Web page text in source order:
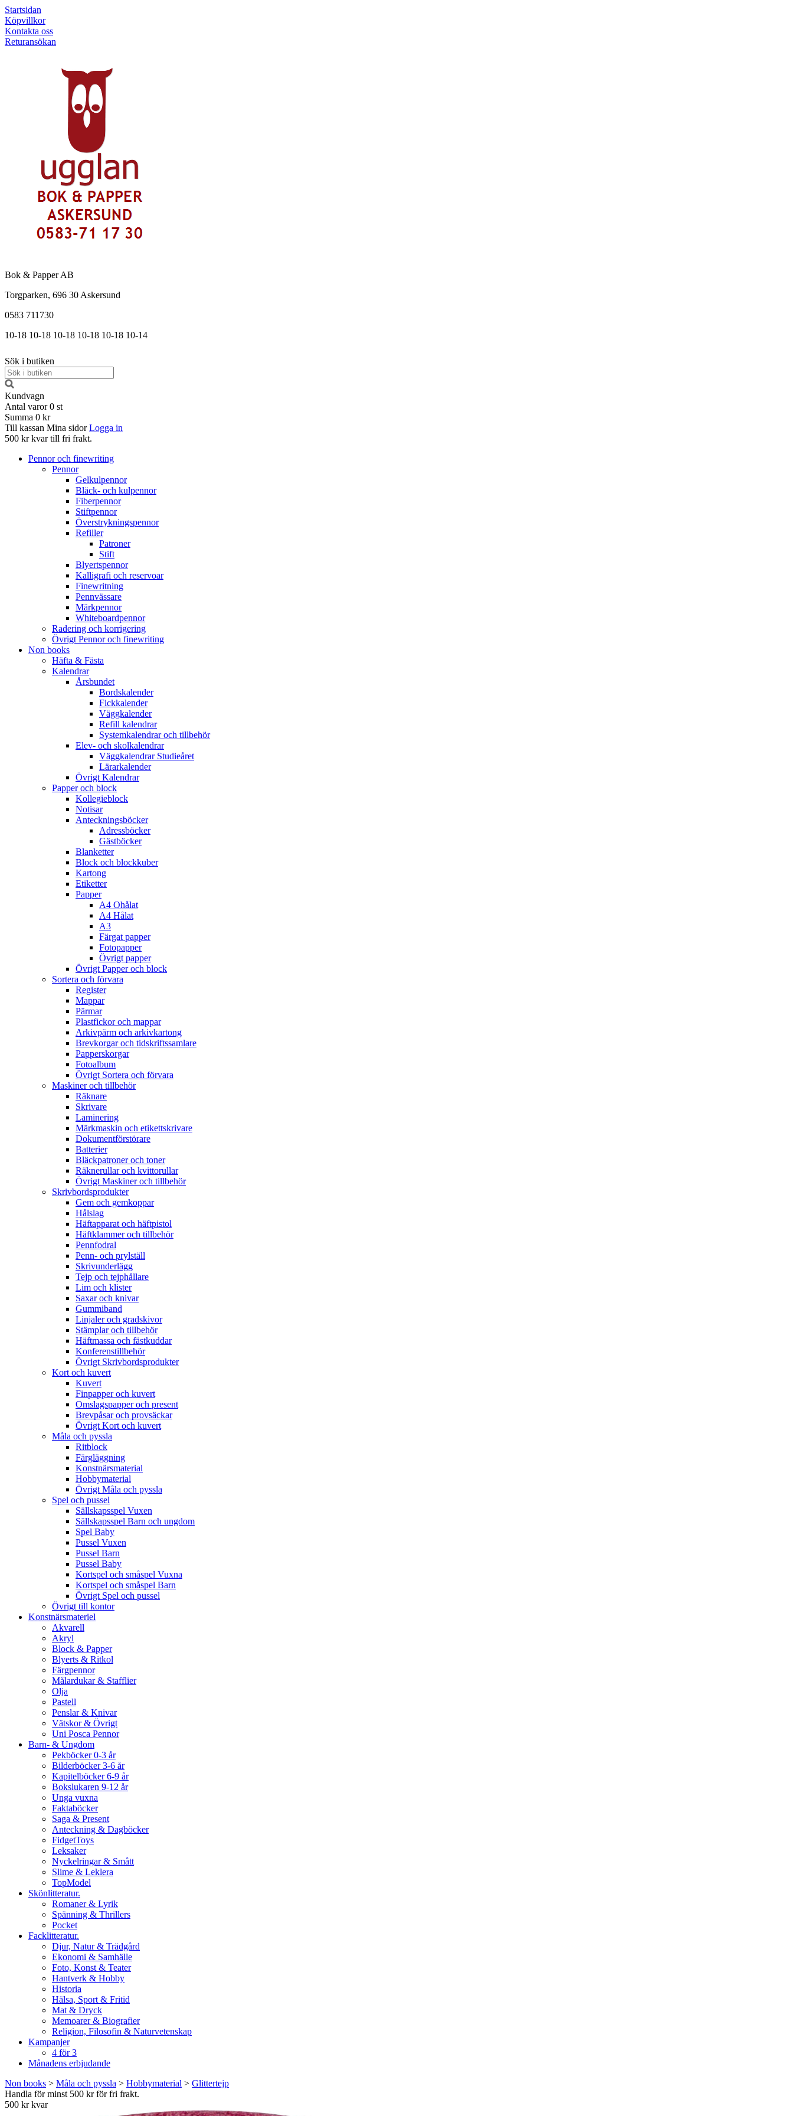
Startsidan
Köpvillkor
Kontakta oss
Returansökan
Bok & Papper AB
Torgparken, 696 30 Askersund
0583 711730
10-18 10-18 10-18 10-18 10-18 10-14
Sök i butiken
Kundvagn
Antal varor 0 st
Summa 0 kr
Till kassan Mina sidor Logga in
500 kr kvar till fri frakt.
Pennor och finewriting
Pennor
Gelkulpennor
Bläck- och kulpennor
Fiberpennor
Stiftpennor
Överstrykningspennor
Refiller
Patroner
Stift
Blyertspennor
Kalligrafi och reservoar
Finewritning
Pennvässare
Märkpennor
Whiteboardpennor
Radering och korrigering
Övrigt Pennor och finewriting
Non books
Häfta & Fästa
Kalendrar
Årsbundet
Bordskalender
Fickkalender
Väggkalender
Refill kalendrar
Systemkalendrar och tillbehör
Elev- och skolkalendrar
Väggkalendrar Studieåret
Lärarkalender
Övrigt Kalendrar
Papper och block
Kollegieblock
Notisar
Anteckningsböcker
Adressböcker
Gästböcker
Blanketter
Block och blockkuber
Kartong
Etiketter
Papper
A4 Ohålat
A4 Hålat
A3
Färgat papper
Fotopapper
Övrigt papper
Övrigt Papper och block
Sortera och förvara
Register
Mappar
Pärmar
Plastfickor och mappar
Arkivpärm och arkivkartong
Brevkorgar och tidskriftssamlare
Papperskorgar
Fotoalbum
Övrigt Sortera och förvara
Maskiner och tillbehör
Räknare
Skrivare
Laminering
Märkmaskin och etikettskrivare
Dokumentförstörare
Batterier
Bläckpatroner och toner
Räknerullar och kvittorullar
Övrigt Maskiner och tillbehör
Skrivbordsprodukter
Gem och gemkoppar
Hålslag
Häftapparat och häftpistol
Häftklammer och tillbehör
Pennfodral
Penn- och prylställ
Skrivunderlägg
Tejp och tejphållare
Lim och klister
Saxar och knivar
Gummiband
Linjaler och gradskivor
Stämplar och tillbehör
Häftmassa och fästkuddar
Konferenstillbehör
Övrigt Skrivbordsprodukter
Kort och kuvert
Kuvert
Finpapper och kuvert
Omslagspapper och present
Brevpåsar och provsäckar
Övrigt Kort och kuvert
Måla och pyssla
Ritblock
Färgläggning
Konstnärsmaterial
Hobbymaterial
Övrigt Måla och pyssla
Spel och pussel
Sällskapsspel Vuxen
Sällskapsspel Barn och ungdom
Spel Baby
Pussel Vuxen
Pussel Barn
Pussel Baby
Kortspel och småspel Vuxna
Kortspel och småspel Barn
Övrigt Spel och pussel
Övrigt till kontor
Konstnärsmateriel
Akvarell
Akryl
Block & Papper
Blyerts & Ritkol
Färgpennor
Målardukar & Stafflier
Olja
Pastell
Penslar & Knivar
Vätskor & Övrigt
Uni Posca Pennor
Barn- & Ungdom
Pekböcker 0-3 år
Bilderböcker 3-6 år
Kapitelböcker 6-9 år
Bokslukaren 9-12 år
Unga vuxna
Faktaböcker
Saga & Present
Anteckning & Dagböcker
FidgetToys
Leksaker
Nyckelringar & Smått
Slime & Leklera
TopModel
Skönlitteratur.
Romaner & Lyrik
Spänning & Thrillers
Pocket
Facklitteratur.
Djur, Natur & Trädgård
Ekonomi & Samhälle
Foto, Konst & Teater
Hantverk & Hobby
Historia
Hälsa, Sport & Fritid
Mat & Dryck
Memoarer & Biografier
Religion, Filosofin & Naturvetenskap
Kampanjer
4 för 3
Månadens erbjudande
Non books > Måla och pyssla > Hobbymaterial > Glittertejp
Handla för minst 500 kr för fri frakt.
500 kr kvar